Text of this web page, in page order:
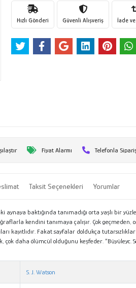
Hızlı Gönderi Güvenli Alışveriş İade
Fiyat Alarmı Telefonla
Taksit Seçenekleri Yorumlar
baktığında tanımadığı orta yaşlı bir
kendini tanımaya çalışır. Çok
Fakat sayfalar doldukça
daha ölümcül olduğunu keşfeder. “Büyüleyc.
S. J. Watson